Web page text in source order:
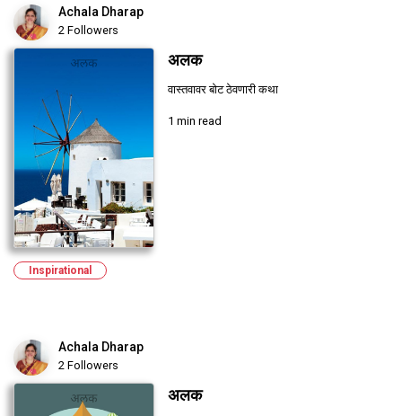
Achala Dharap
2 Followers
अलक
वास्तवावर बोट ठेवणारी कथा
1 min read
Inspirational
Achala Dharap
2 Followers
अलक